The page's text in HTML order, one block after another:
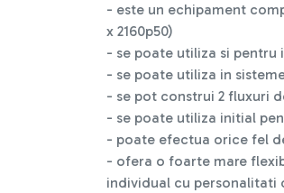
- este un echipament
x 2160p50)
- se poate utiliza si pentru
- se poate utiliza in sisteme
- se pot construi 2 fluxuri
- se poate utiliza initial
- poate efectua orice fel
- ofera o foarte mare
individual cu personalitati